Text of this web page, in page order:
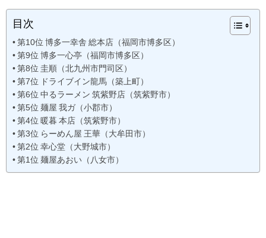
目次
第10位 博多一幸舎 総本店（福岡市博多区）
第9位 博多一心亭（福岡市博多区）
第8位 圭順（北九州市門司区）
第7位 ドライブイン龍馬（築上町）
第6位 中るラーメン 筑紫野店（筑紫野市）
第5位 麺屋 我ガ（小郡市）
第4位 暖暮 本店（筑紫野市）
第3位 らーめん屋 王華（大牟田市）
第2位 幸心堂（大野城市）
第1位 麺屋あおい（八女市）